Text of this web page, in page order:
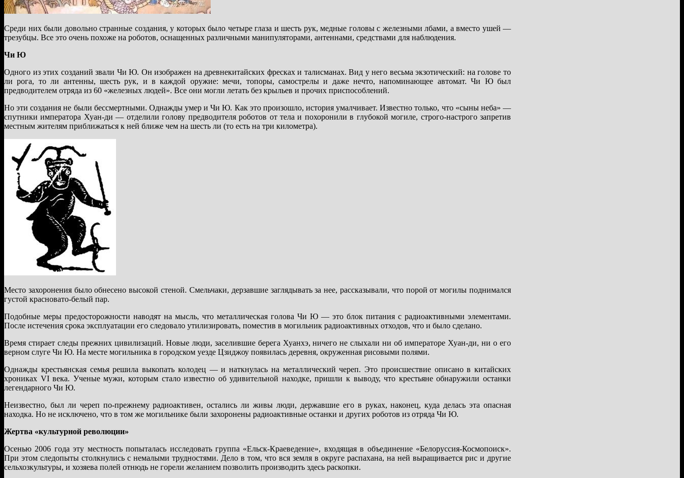
Среди них были довольно странные создания, у которых было четыре глаза и шесть рук, медные головы с железными лбами, а вместо ушей —
трезубцы. Все это очень похоже на роботов, оснащенных различными манипуляторами, антеннами, средствами для наблюдения.
Чи Ю
Одного из этих созданий звали Чи Ю. Он изображен на древнекитайских фресках и талисманах. Вид у него весьма экзотический: на голове то
ли рога, то ли антенны, шесть рук, и в каждой оружие: мечи, топоры, самострелы и даже нечто, напоминающее автомат. Чи Ю был
предводителем отряда из 60 «железных людей». Все они могли летать без крыльев и прочих приспособлений.
Но эти создания не были бессмертными. Однажды умер и Чи Ю. Как это произошло, история умалчивает. Известно только, что «сыны неба» —
спутники императора Хуан-ди — отделили голову предводителя роботов от тела и похоронили в глубокой могиле, строго-настрого запретив
местным жителям приближаться к ней ближе чем на шесть ли (то есть на три километра).
Место захоронения было обнесено высокой стеной. Смельчаки, дерзавшие заглядывать за нее, рассказывали, что порой от могилы поднимался
густой красновато-белый пар.
Подобные меры предосторожности наводят на мысль, что металлическая голова Чи Ю — это блок питания с радиоактивными элементами.
После истечения срока эксплуатации его следовало утилизировать, поместив в могильник радиоактивных отходов, что и было сделано.
Время стирает следы прежних цивилизаций. Новые люди, заселившие берега Хуанхэ, ничего не слыхали ни об императоре Хуан-ди, ни о его
верном слуге Чи Ю. На месте могильника в городском уезде Цзиджоу появилась деревня, окруженная рисовыми полями.
Однажды крестьянская семья решила выкопать колодец — и наткнулась на металлический череп. Это происшествие описано в китайских
хрониках VI века. Ученые мужи, которым стало известно об удивительной находке, пришли к выводу, что крестьяне обнаружили останки
легендарного Чи Ю.
Неизвестно, был ли череп по-прежнему радиоактивен, остались ли живы люди, державшие его в руках, наконец, куда делась эта опасная
находка. Но не исключено, что в том же могильнике были захоронены радиоактивные останки и других роботов из отряда Чи Ю.
Жертва «культурной революции»
Осенью 2006 года эту местность попыталась исследовать группа «Ельск-Краеведение», входящая в объединение «Белоруссия-Космопоиск».
При этом следопыты столкнулись с немалыми трудностями. Дело в том, что вся земля в округе распахана, на ней выращивается рис и другие
сельхозкультуры, и хозяева полей отнюдь не горели желанием позволить производить здесь раскопки.